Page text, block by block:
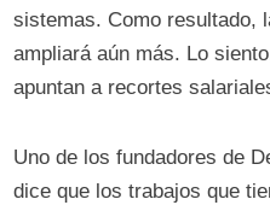
sistemas. Como resultado,
ampliará aún más. Lo
apuntan a recortes
Uno de los fundadores de
dice que los trabajos que